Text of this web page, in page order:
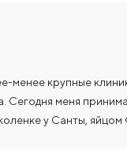
менее крупные
Сегодня меня
у Санты,